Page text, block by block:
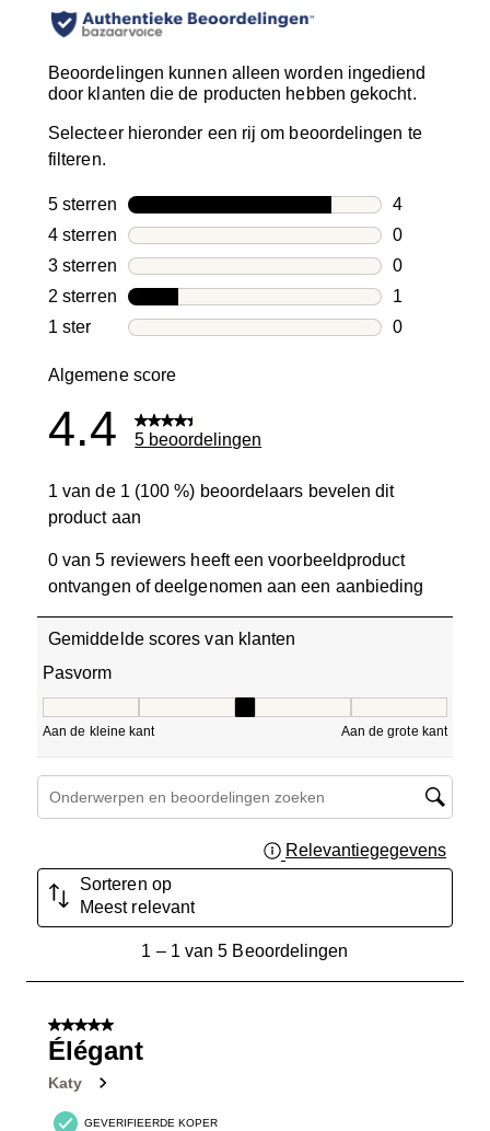
Beoordelingen kunnen alleen worden ingediend
door klanten die de producten hebben gekocht.
Selecteer hieronder een rij om beoordelingen te
filteren.
5 sterren sterren
4
4
4 sterren sterren
0
0
3 sterren sterren
0
0
2 sterren sterren
1
1
1 ster sterren
0
Algemene score
4.4 5 beoordelingen
1 van de 1 (100 %) beoordelaars bevelen dit
product aan
0 van 5 reviewers heeft een voorbeeldproduct
ontvangen of deelgenomen aan een aanbieding
Gemiddelde scores van klanten
Pasvorm
Aan de kleine kant Aan de grote kant
Onderwerpen en beoordelingen zoeken per regio
Relevantiegegevens
Sorteren op
Meest relevant
van
Beoordelingen.
1 – 1 van 5 Beoordelingen
5 van 5 sterren.
Élégant
Katy
GEVERIFIEERDE KOPER